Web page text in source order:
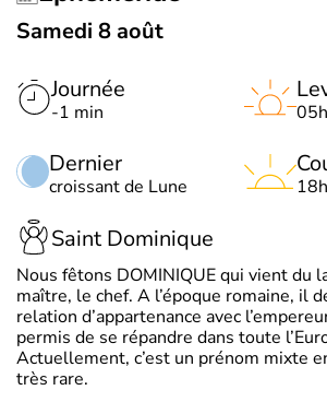
Samedi 8 août
Journée
-1 min
Dernier
croissant de Lune
Saint Dominique
Nous fêtons DOMINIQUE qui vient du
maître, le chef. A l’époque romaine, il
relation d’appartenance avec
permis de se répandre dans toute
Actuellement, c’est un prénom mixte
très rare.